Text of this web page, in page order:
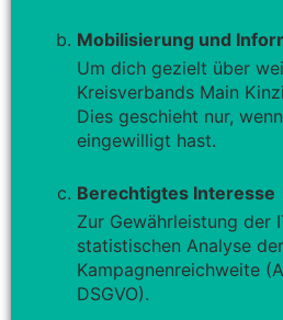
Mobilisierung und
Um dich gezielt über
Kreisverbands Main
Dies geschieht nur,
eingewilligt hast.
Berechtigtes Interesse
Zur Gewährleistung der
statistischen Analyse der
Kampagnenreichweite
DSGVO).